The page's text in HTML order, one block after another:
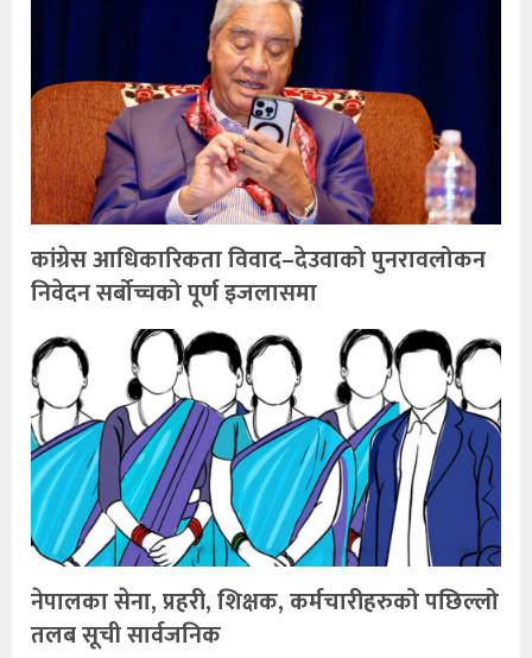
कांग्रेस आधिकारिकता विवाद–देउवाको पुनरावलोकन
निवेदन सर्बोच्चको पूर्ण इजलासमा
नेपालका सेना, प्रहरी, शिक्षक, कर्मचारीहरुको पछिल्लो
तलब सूची सार्वजनिक